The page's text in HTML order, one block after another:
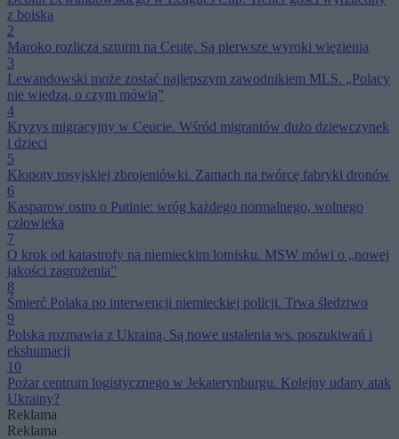
z boiska
2
Maroko rozlicza szturm na Ceutę. Są pierwsze wyroki więzienia
3
Lewandowski może zostać najlepszym zawodnikiem MLS. „Polacy
nie wiedzą, o czym mówią”
4
Kryzys migracyjny w Ceucie. Wśród migrantów dużo dziewczynek
i dzieci
5
Kłopoty rosyjskiej zbrojeniówki. Zamach na twórcę fabryki dronów
6
Kasparow ostro o Putinie: wróg każdego normalnego, wolnego
człowieka
7
O krok od katastrofy na niemieckim lotnisku. MSW mówi o „nowej
jakości zagrożenia”
8
Śmierć Polaka po interwencji niemieckiej policji. Trwa śledztwo
9
Polska rozmawia z Ukrainą. Są nowe ustalenia ws. poszukiwań i
ekshumacji
10
Pożar centrum logistycznego w Jekaterynburgu. Kolejny udany atak
Ukrainy?
Reklama
Reklama